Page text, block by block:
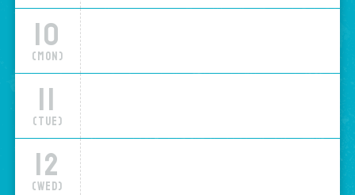
10
(Mon)
11
(Tue)
12
(Wed)